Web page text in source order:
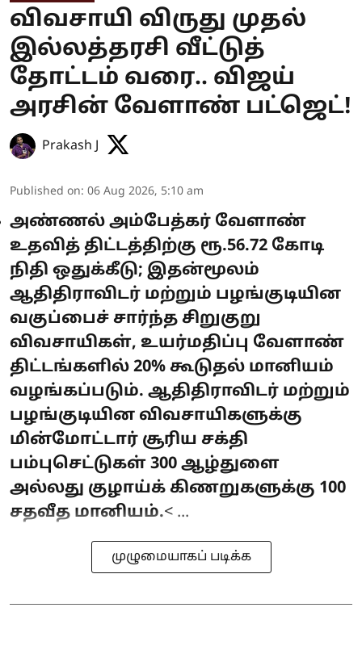
விவசாயி விருது முதல்
இல்லத்தரசி வீட்டுத்
தோட்டம் வரை.. விஜய்
அரசின் வேளாண் பட்ஜெட்!
Prakash J
Published on: 06 Aug 2026, 5:10 am
அண்ணல் அம்பேத்கர் வேளாண்
உதவித் திட்டத்திற்கு ரூ.56.72 கோடி
நிதி ஒதுக்கீடு; இதன்மூலம்
ஆதிதிராவிடர் மற்றும் பழங்குடியின
வகுப்பைச் சார்ந்த சிறுகுறு
விவசாயிகள், உயர்மதிப்பு வேளாண்
திட்டங்களில் 20% கூடுதல் மானியம்
வழங்கப்படும். ஆதிதிராவிடர் மற்றும்
பழங்குடியின விவசாயிகளுக்கு
மின்மோட்டார் சூரிய சக்தி
பம்புசெட்டுகள் 300 ஆழ்துளை
அல்லது குழாய்க் கிணறுகளுக்கு 100
சதவீத மானியம்.< ...
முழுமையாகப் படிக்க